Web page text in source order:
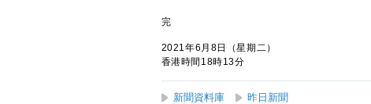
完
2021年6月8日（星期二）
香港時間18時13分
新聞資料庫 昨日新聞